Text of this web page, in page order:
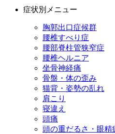
症状別メニュー
胸郭出口症候群
腰椎すべり症
腰部脊柱管狭窄症
腰椎ヘルニア
坐骨神経痛
骨盤・体の歪み
猫背・姿勢の乱れ
肩こり
寝違え
頭痛
頭の重だるさ・眼精